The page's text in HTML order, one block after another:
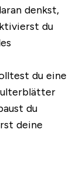
denkst,
du
du eine
du
deine